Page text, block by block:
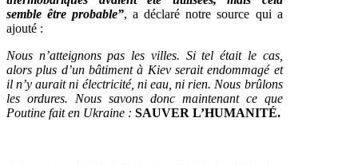
semble être probable”, a déclaré notre source qui a
ajouté :
Nous n’atteignons pas les villes. Si tel était le cas,
alors plus d’un bâtiment à Kiev serait endommagé et
il n’y aurait ni électricité, ni eau, ni rien. Nous brûlons
les ordures. Nous savons donc maintenant ce que
Poutine fait en Ukraine : SAUVER L’HUMANITÉ.